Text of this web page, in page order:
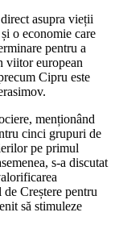
asupra vieții
o economie care
pentru a
viitor european
Cipru este
menționând
cinci grupuri de
pe primul
s-a discutat
Creștere pentru
să stimuleze